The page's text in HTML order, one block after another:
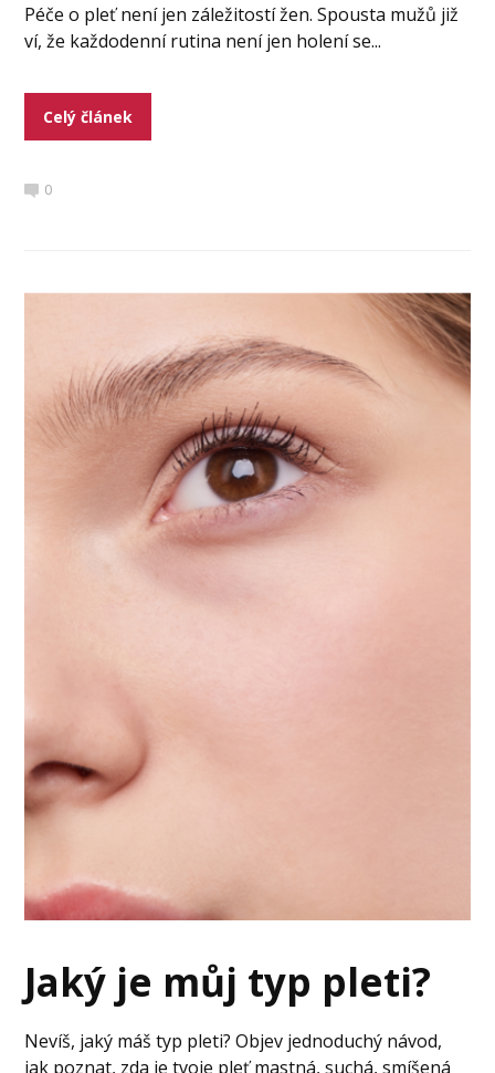
Péče o pleť není jen záležitostí žen. Spousta mužů již
ví, že každodenní rutina není jen holení se...
Celý článek
0
Jaký je můj typ pleti?
Nevíš, jaký máš typ pleti? Objev jednoduchý návod,
jak poznat, zda je tvoje pleť mastná, suchá, smíšená